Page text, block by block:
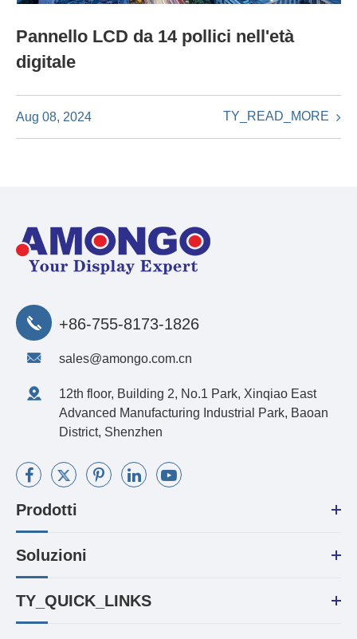
Pannello LCD da 14 pollici nell'età
digitale
Aug 08, 2024 TY_READ_MORE
+86-755-8173-1826
sales@amongo.com.cn
12th floor, Building 2, No.1 Park, Xinqiao East
Advanced Manufacturing Industrial Park, Baoan
District, Shenzhen
Prodotti
Soluzioni
TY_QUICK_LINKS